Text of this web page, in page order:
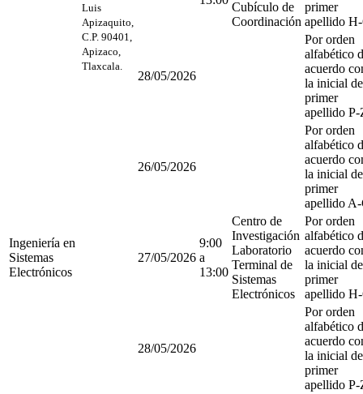
Luis
Apizaquito,
C.P. 90401,
Apizaco,
Tlaxcala.
Cubículo de
Coordinación
primer
apellido
28/05/2026
Por orden
alfabético
acuerdo
la inicial
primer
apellido P-
Ingeniería en
Sistemas
Electrónicos
26/05/2026
9:00
a
13:00
Centro de
Investigación
Laboratorio
Terminal de
Sistemas
Electrónicos
Por orden
alfabético
acuerdo
la inicial
primer
apellido
27/05/2026
Por orden
alfabético
acuerdo
la inicial
primer
apellido
28/05/2026
Por orden
alfabético
acuerdo
la inicial
primer
apellido P-